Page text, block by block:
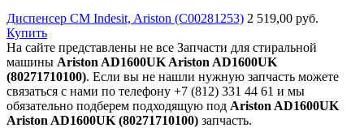
Диспенсер СМ Indesit, Ariston (C00281253) 2 519,00 руб.
Купить
На сайте представлены не все Запчасти для стиральной
машины Ariston AD1600UK Ariston AD1600UK
(80271710100). Если вы не нашли нужную запчасть можете
связаться с нами по телефону +7 (812) 331 44 61 и мы
обязательно подберем подходящую под Ariston AD1600UK
Ariston AD1600UK (80271710100) запчасть.